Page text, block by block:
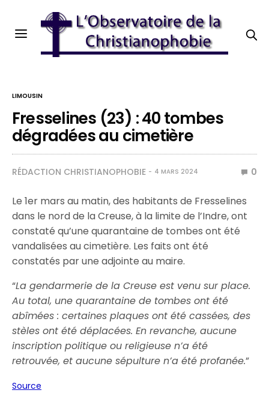
LIMOUSIN
Fresselines (23) : 40 tombes
dégradées au cimetière
RÉDACTION CHRISTIANOPHOBIE 4 MARS 2024 0
Le 1er mars au matin, des habitants de Fresselines
dans le nord de la Creuse, à la limite de l’Indre, ont
constaté qu’une quarantaine de tombes ont été
vandalisées au cimetière. Les faits ont été
constatés par une adjointe au maire.
“La gendarmerie de la Creuse est venu sur place.
Au total, une quarantaine de tombes ont été
abîmées : certaines plaques ont été cassées, des
stèles ont été déplacées. En revanche, aucune
inscription politique ou religieuse n’a été
retrouvée, et aucune sépulture n’a été profanée.”
Source